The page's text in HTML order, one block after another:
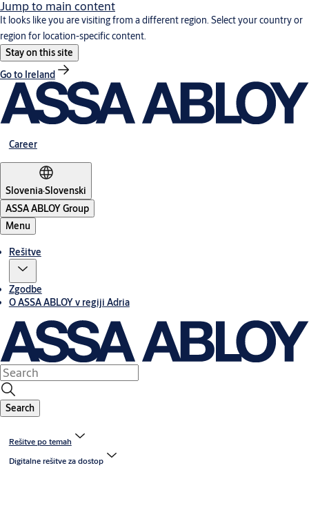
Jump to main content
It looks like you are visiting from a different region. Select your country or
region for location-specific content.
Stay on this site
Go to Ireland
Career
Slovenia·Slovenski
ASSA ABLOY Group
Menu
Rešitve
Zgodbe
O ASSA ABLOY v regiji Adria
Search
Rešitve po temah
Digitalne rešitve za dostop